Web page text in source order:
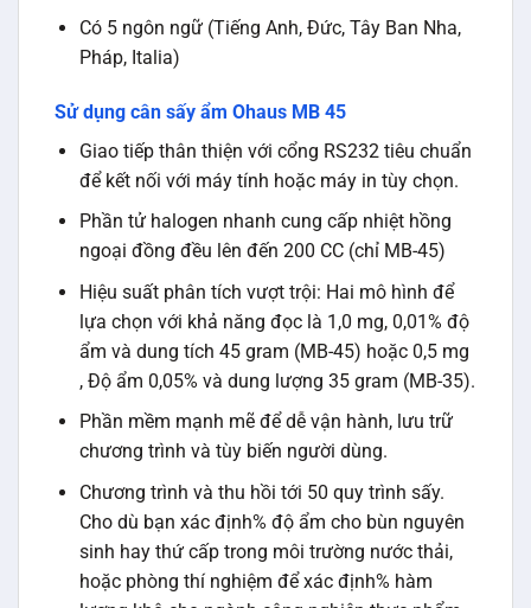
Có 5 ngôn ngữ (Tiếng Anh, Đức, Tây Ban Nha,
Pháp, Italia)
Sử dụng cân sấy ẩm Ohaus MB 45
Giao tiếp thân thiện với cổng RS232 tiêu chuẩn
để kết nối với máy tính hoặc máy in tùy chọn.
Phần tử halogen nhanh cung cấp nhiệt hồng
ngoại đồng đều lên đến 200 CC (chỉ MB-45)
Hiệu suất phân tích vượt trội: Hai mô hình để
lựa chọn với khả năng đọc là 1,0 mg, 0,01% độ
ẩm và dung tích 45 gram (MB-45) hoặc 0,5 mg
, Độ ẩm 0,05% và dung lượng 35 gram (MB-35).
Phần mềm mạnh mẽ để dễ vận hành, lưu trữ
chương trình và tùy biến người dùng.
Chương trình và thu hồi tới 50 quy trình sấy.
Cho dù bạn xác định% độ ẩm cho bùn nguyên
sinh hay thứ cấp trong môi trường nước thải,
hoặc phòng thí nghiệm để xác định% hàm